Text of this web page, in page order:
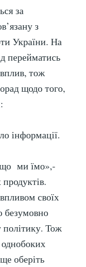
за
з
України. На
перейматись
тож
щодо того,
інформації.
ми їмо»,-
своїх
безумовно
політику. Тож
оберіть